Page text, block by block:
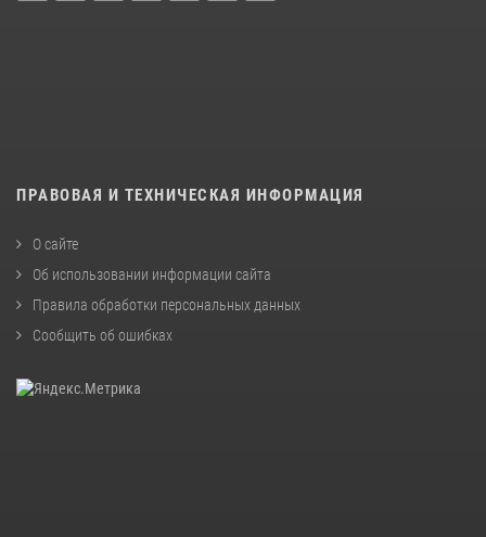
ПРАВОВАЯ И ТЕХНИЧЕСКАЯ ИНФОРМАЦИЯ
О сайте
Об использовании информации сайта
Правила обработки персональных данных
Сообщить об ошибках